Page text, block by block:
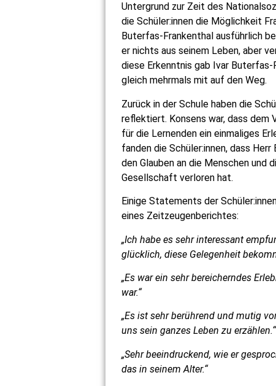
Untergrund zur Zeit des
die Schüler:innen die Möglichkeit
Buterfas-Frankenthal ausführlich
er nichts aus seinem Leben, aber
diese Erkenntnis gab Ivar Buterfas-
gleich mehrmals mit auf den Weg.
Zurück in der Schule haben die
reflektiert. Konsens war, dass dem
für die Lernenden ein einmaliges
fanden die Schüler:innen, dass
den Glauben an die Menschen und
Gesellschaft verloren hat.
Einige Statements der
eines Zeitzeugenberichtes:
„Ich habe es sehr interessant
glücklich, diese Gelegenheit
„Es war ein sehr bereicherndes
war.“
„Es ist sehr berührend und mutig
uns sein ganzes Leben zu erzählen.“
„Sehr beeindruckend, wie er
das in seinem Alter.“